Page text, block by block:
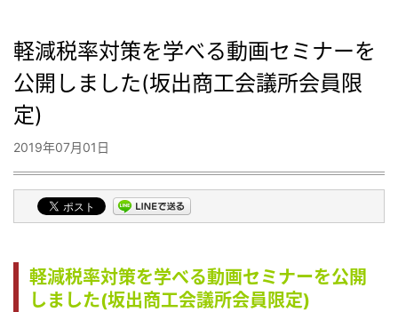
軽減税率対策を学べる動画セミナーを
公開しました(坂出商工会議所会員限
定)
2019年07月01日
軽減税率対策を学べる動画セミナーを公開
しました(坂出商工会議所会員限定)